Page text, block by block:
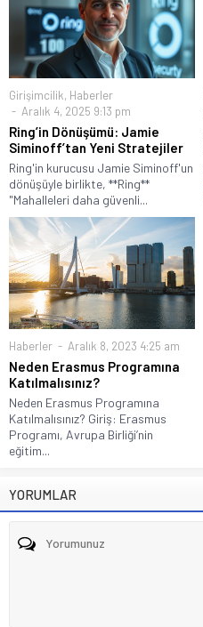
Girişimcilik, Haberler
Aralık 4, 2025 9:13 pm
Ring’in Dönüşümü: Jamie
Siminoff’tan Yeni Stratejiler
Ring'in kurucusu Jamie Siminoff'un
dönüşüyle birlikte, **Ring**
"Mahalleleri daha güvenli...
Haberler Aralık 8, 2023 4:25 am
Neden Erasmus Programına
Katılmalısınız?
Neden Erasmus Programına
Katılmalısınız? Giriş: Erasmus
Programı, Avrupa Birliği’nin
eğitim...
YORUMLAR